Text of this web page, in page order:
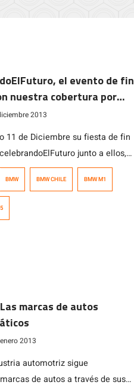
el evento de fin
nuestra cobertura por
2013
11 de Diciembre su fiesta de fin
junto a ellos,
nuevas instalaciones dentro
con la presencia de […]
BMW BMW CHILE BMW M1
marcas de autos
2013
automotriz sigue
de autos a través de sus